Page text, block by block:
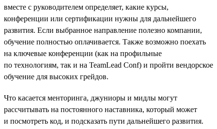
вместе с руководителем определяет, какие курсы,
конференции или сертификации нужны для дальнейшего
развития. Если выбранное направление полезно компании,
обучение полностью оплачивается. Также возможно поехать
на ключевые конференции (как на профильные
по технологиям, так и на TeamLead Conf) и пройти вендорское
обучение для высоких грейдов.
Что касается менторинга, джуниоры и мидлы могут
рассчитывать на постоянного наставника, который может
и посмотреть код, и подсказать пути дальнейшего развития.